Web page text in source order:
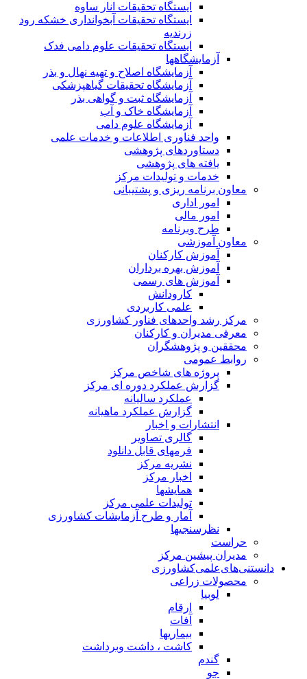
ایستگاه تحقیقات انار ساوه
ایستگاه تحقیقات آبخوانداری خشکه رود
زرندیه
ایستگاه تحقیقات علوم دامی فدک
آزمایشگاهها
آزمایشگاه اصلاح و تهیه نهال و بذر
آزمایشگاه تحقیقات گیاهپزشکی
آزمایشگاه ثبت و گواهی بذر
آزمایشگاه خاک و آب
آزمایشگاه علوم دامی
واحد فناوری اطلاعات و خدمات علمی
دستاوردهای پژوهشی
یافته های پژوهشی
خدمات و تولیدات مرکز
معاون برنامه ریزی و پشتیبانی
امور اداری
امور مالی
طرح وبرنامه
معاون آموزشی
آموزش کارکنان
آموزش بهره برداران
آموزش های رسمی
کارودانش
علمی کاربردی
مرکز رشد واحدهای فناور کشاورزی
معرفی مدیران و کارکنان
محققین و پژوهشگران
روابط عمومی
پروژه های شاخص مرکز
گزارش عملکرد دوره ای مرکز
عملکرد سالیانه
گزارش عملکرد ماهیانه
انتشارات و اخبار
گالری تصاویر
فرمهای قابل دانلود
نشریه مرکز
اخبار مرکز
همایشها
تولیدات علمی مرکز
آمار و طرح آزمایشات کشاورزی
نظرسنجیها
حراست
مدیران پیشین مرکز
دانستنی‌های‌علمی‌کشاورزی
محصولات زراعی
لوبیا
ارقام
آفات
بیماریها
کاشت ، داشت وبرداشت
گندم
جو